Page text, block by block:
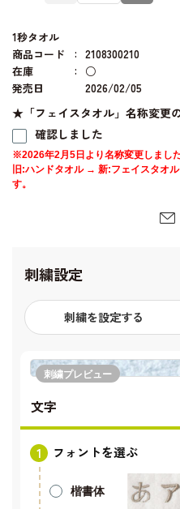
1秒タオル
商品コード
2108300210
在庫
○
発売日
2026/02/05
★「フェイスタオル」名称変更
確認しました
※2026年2月5日より名称変更しまし
旧:ハンドタオル → 新:フェイスタオ
す。
刺繍設定
刺繍を設定する
刺繍プレビュー
文字
フォントを選ぶ
楷書体